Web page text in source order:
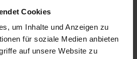
Cookies
um Inhalte und Anzeigen zu
für soziale Medien anbieten
auf unsere Website zu